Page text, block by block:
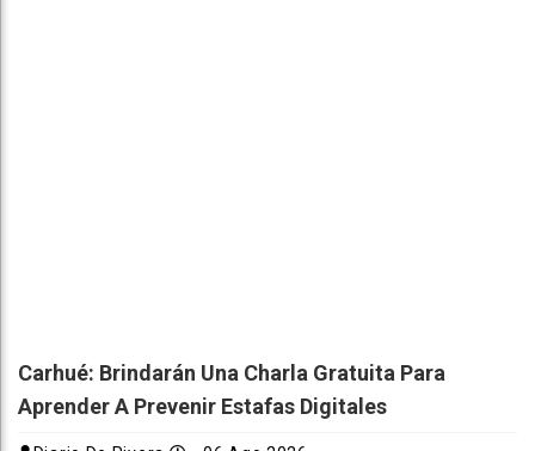
Carhué: Brindarán Una Charla Gratuita Para
Aprender A Prevenir Estafas Digitales